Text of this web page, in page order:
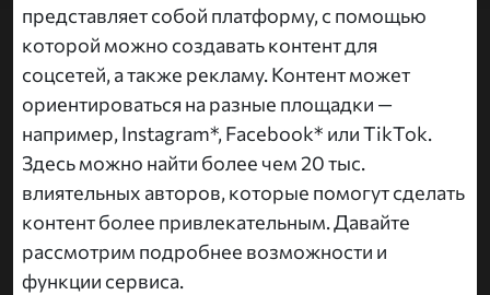
представляет собой платформу, с помощью
которой можно создавать контент для
соцсетей, а также рекламу. Контент может
ориентироваться на разные площадки —
например, Instagram*, Facebook* или TikTok.
Здесь можно найти более чем 20 тыс.
влиятельных авторов, которые помогут сделать
контент более привлекательным. Давайте
рассмотрим подробнее возможности и
функции сервиса.